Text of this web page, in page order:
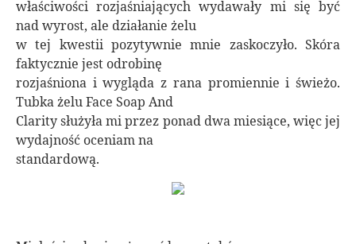
właściwości rozjaśniających wydawały mi się być
nad wyrost, ale działanie żelu
w tej kwestii pozytywnie mnie zaskoczyło. Skóra
faktycznie jest odrobinę
rozjaśniona i wygląda z rana promiennie i świeżo.
Tubka żelu Face Soap And
Clarity służyła mi przez ponad dwa miesiące, więc jej
wydajność oceniam na
standardową.